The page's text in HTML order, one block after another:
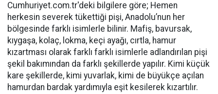
Cumhuriyet.com.tr'deki bilgilere göre; Hemen
herkesin severek tükettiği pişi, Anadolu’nun her
bölgesinde farklı isimlerle bilinir. Mafiş, bavursak,
kıygaşa, kolaç, lokma, keçi ayağı, cırtla, hamur
kızartması olarak farklı farklı isimlerle adlandırılan pişi
şekil bakımından da farklı şekillerde yapılır. Kimi küçük
kare şekillerde, kimi yuvarlak, kimi de büyükçe açılan
hamurdan bardak yardımıyla eşit kesilerek kızartılır.